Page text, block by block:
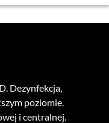
Dezynfekcja,
poziomie.
i centralnej.